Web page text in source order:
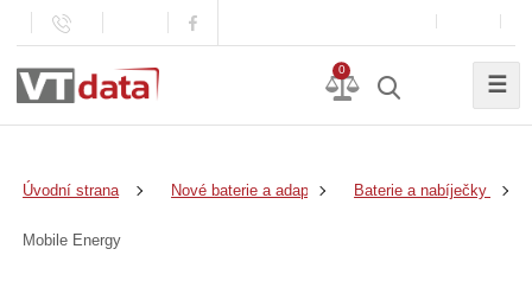
0
☰
Úvodní strana Nové baterie a adaptéry Baterie a nabíječky do
Mobile Energy